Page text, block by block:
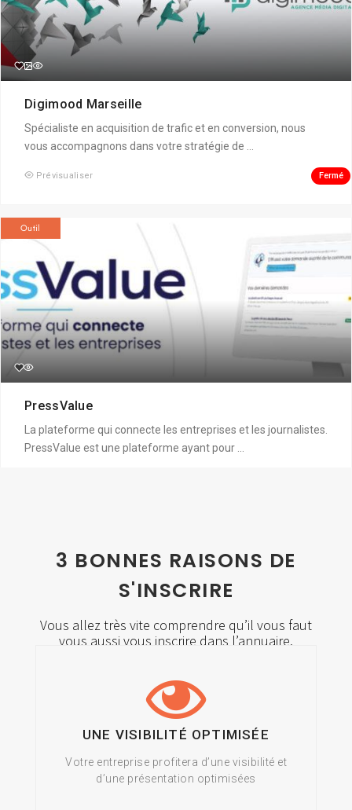
Digimood Marseille
Spécialiste en acquisition de trafic et en conversion, nous
vous accompagnons dans votre stratégie de ...
Prévisualiser Fermé
Outil
PressValue
La plateforme qui connecte les entreprises et les journalistes.
PressValue est une plateforme ayant pour ...
3 BONNES RAISONS DE
S'INSCRIRE
Vous allez très vite comprendre qu’il vous faut
vous aussi vous inscrire dans l’annuaire.
UNE VISIBILITÉ OPTIMISÉE
Votre entreprise profitera d’une visibilité et
d’une présentation optimisées